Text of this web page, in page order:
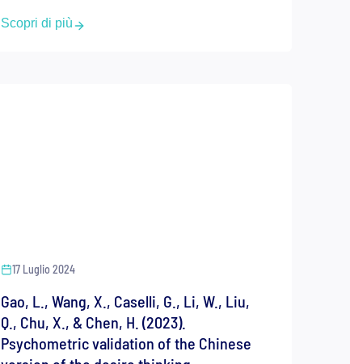
Scopri di più
17 Luglio 2024
Gao, L., Wang, X., Caselli, G., Li, W., Liu,
Q., Chu, X., & Chen, H. (2023).
Psychometric validation of the Chinese